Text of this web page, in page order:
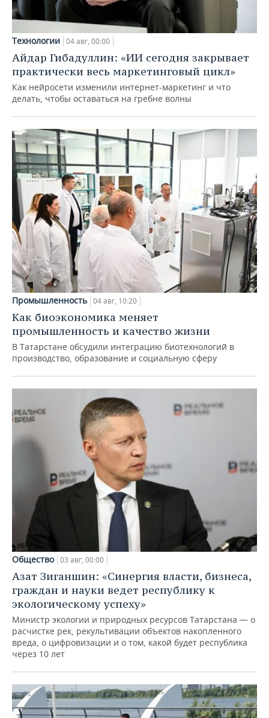
Технологии 04 авг, 00:00
Айдар Гибадуллин: «ИИ сегодня закрывает
практически весь маркетинговый цикл»
Как нейросети изменили интернет-маркетинг и что
делать, чтобы оставаться на гребне волны
Промышленность 04 авг, 10:20
Как биоэкономика меняет
промышленность и качество жизни
В Татарстане обсудили интеграцию биотехнологий в
производство, образование и социальную сферу
Общество 03 авг, 00:00
Азат Зиганшин: «Синергия власти, бизнеса,
граждан и науки ведет республику к
экологическому успеху»
Министр экологии и природных ресурсов Татарстана — о
расчистке рек, рекультивации объектов накопленного
вреда, о цифровизации и о том, какой будет республика
через 10 лет